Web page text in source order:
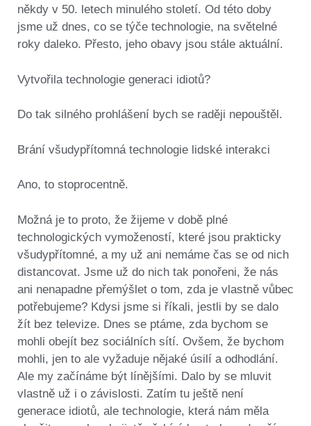
někdy v 50. letech minulého století. Od této doby
jsme už dnes, co se týče technologie, na světelné
roky daleko. Přesto, jeho obavy jsou stále aktuální.
Vytvořila technologie generaci idiotů?
Do tak silného prohlášení bych se raději nepouštěl.
Brání všudypřítomná technologie lidské interakci
Ano, to stoprocentně.
Možná je to proto, že žijeme v době plné
technologických vymožeností, které jsou prakticky
všudypřítomné, a my už ani nemáme čas se od nich
distancovat. Jsme už do nich tak ponořeni, že nás
ani nenapadne přemýšlet o tom, zda je vlastně vůbec
potřebujeme? Kdysi jsme si říkali, jestli by se dalo
žít bez televize. Dnes se ptáme, zda bychom se
mohli obejít bez sociálních sítí. Ovšem, že bychom
mohli, jen to ale vyžaduje nějaké úsilí a odhodlání.
Ale my začínáme být línějšími. Dalo by se mluvit
vlastně už i o závislosti. Zatím tu ještě není
generace idiotů, ale technologie, která nám měla